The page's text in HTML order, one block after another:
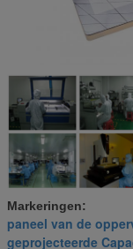
Markeringen:
paneel van de
geprojecteerde